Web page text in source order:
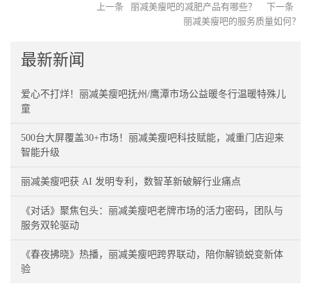
上一条 丽减美瘦吧的减肥产品有哪些？
下一条
丽减美瘦吧的服务质量如何？
最新新闻
爱心不打烊！丽减美瘦吧抚州/鹰潭市场公益暖冬行温暖特殊儿
童
500台大屏覆盖30+市场！丽减美瘦吧科技赋能，减重门店迎来
智能升级
丽减美瘦吧获 AI 发明专利，数智革新破解行业痛点
《对话》聚焦包头：丽减美瘦吧老牌市场的活力密码，团队与
服务双轮驱动
《春夜拂晓》热播，丽减美瘦吧跨界联动，陪你解锁蜕变新体
验